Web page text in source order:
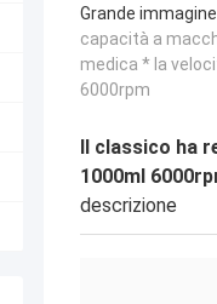
Grande immagine
capacità a
medica * la
6000rpm
Il classico ha
1000ml
descrizione